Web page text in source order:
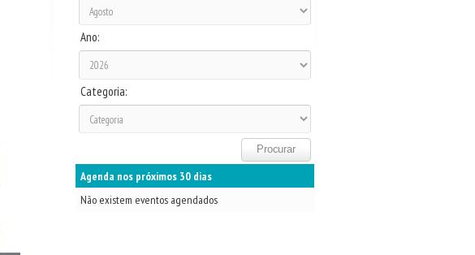
Ano:
Categoria:
Agenda nos próximos 30 dias
Não existem eventos agendados